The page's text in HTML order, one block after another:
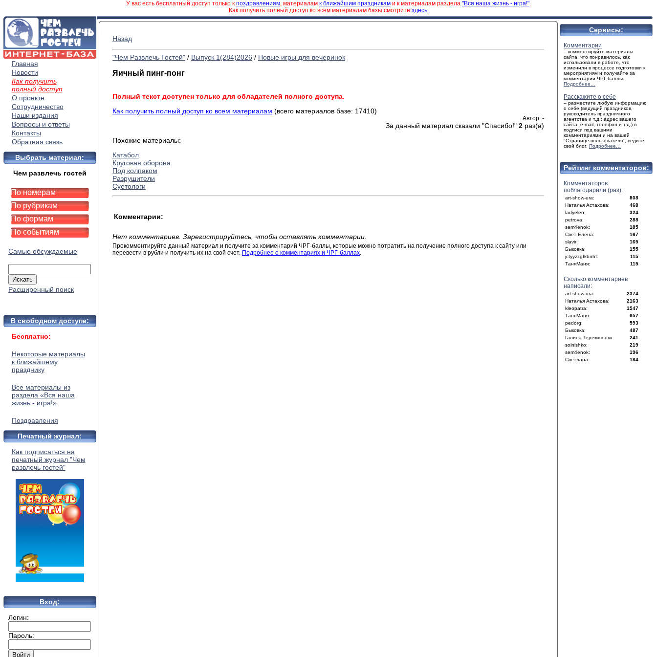
У вас есть бесплатный доступ только к поздравлениям, материалам к ближайшим праздникам и к материалам раздела "Вся наша жизнь - игра!".
Как получить полный доступ ко всем материалам базы смотрите здесь.
Главная
Новости
Как получить
полный доступ
О проекте
Сотрудничество
Наши издания
Вопросы и ответы
Контакты
Обратная связь
Выбрать материал:
Чем развлечь гостей
По номерам
По рубрикам
По формам
По событиям
Самые обсуждаемые
Расширенный поиск
В свободном доступе:
Бесплатно:
Некоторые материалы
к ближайшему
празднику
Все материалы из
раздела «Вся наша
жизнь - игра!»
Поздравления
Печатный журнал:
Как подписаться на
печатный журнал "Чем
развлечь гостей"
Вход:
Логин:
Пароль:
Назад
"Чем Развлечь Гостей" / Выпуск 1(284)2026 / Новые игры для вечеринок
Яичный пинг-понг
Полный текст доступен только для обладателей полного доступа.
Как получить полный доступ ко всем материалам (всего материалов базе: 17410)
Автор: -
За данный материал сказали "Спасибо!" 2 раз(а)
Похожие материалы:
Катабол
Круговая оборона
Под колпаком
Разрушители
Суетологи
Комментарии:
Нет комментариев. Зарегистрируйтесь, чтобы оставлять комментарии.
Прокомментируйте данный материал и получите за комментарий ЧРГ-баллы, которые можно потратить на получение полного доступа к сайту или
перевести в рубли и получить их на свой счет. Подробнее о комментариях и ЧРГ-баллах.
Сервисы:
Комментарии
– комментируйте материалы
сайта: что понравилось, как
использовали в работе, что
изменили в процессе подготовки к
мероприятиям и получайте за
комментарии ЧРГ-баллы.
Подробнее…
Расскажите о себе
– разместите любую информацию
о себе (ведущий праздников,
руководитель праздничного
агентства и т.д.; адрес вашего
сайта, e-mail, телефон и т.д.) в
подписи под вашими
комментариями и на вашей
"Странице пользователя", ведите
свой блог. Подробнее…
Рейтинг комментаторов:
Комментаторов
поблагодарили (раз):
art-show-ura:
808
Наталья Астахова:
468
ladyelen:
324
petrova:
288
sem4enok:
185
Свет Елена:
167
slavir:
165
Быковка:
155
jctyyzzgfkbnhf:
115
ТаняМаня:
115
Сколько комментариев
написали:
art-show-ura:
2374
Наталья Астахова:
2163
kleopatra:
1547
ТаняМаня:
657
pedorg:
593
Быковка:
487
Галина Теремшенко:
241
solnishko:
219
sem4enok:
196
Светлана:
184